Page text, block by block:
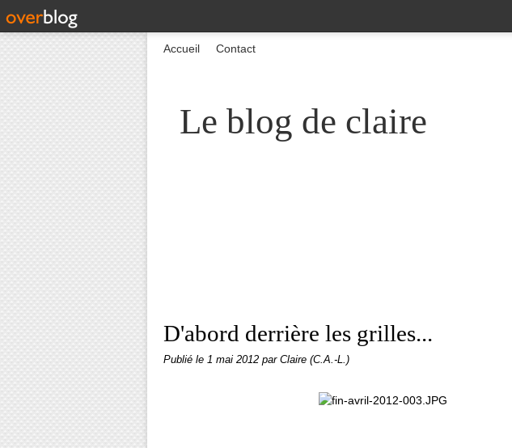
Le blog de claire
Accueil Contact
D'abord derrière les grilles...
Publié le 1 mai 2012 par Claire (C.A.-L.)